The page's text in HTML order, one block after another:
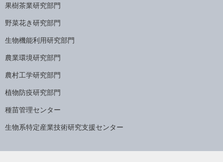
果樹茶業研究部門
野菜花き研究部門
生物機能利用研究部門
農業環境研究部門
農村工学研究部門
植物防疫研究部門
種苗管理センター
生物系特定産業技術研究支援センター